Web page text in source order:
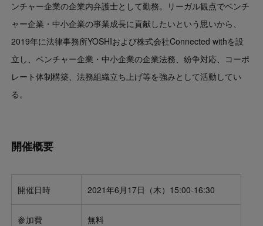
ンチャー企業の企業内弁護士として勤務。リーガル観点でベンチ
ャー企業・中小企業の事業成長に貢献したいという思いから、
2019年に法律事務所YOSHIおよび株式会社Connected withを設
立し、ベンチャー企業・中小企業の企業法務、紛争対応、コーポ
レート体制構築、法務組織立ち上げ等を強みとして活動してい
る。
開催概要
開催日時 2021年6月17日（木）15:00-16:30
参加費 無料